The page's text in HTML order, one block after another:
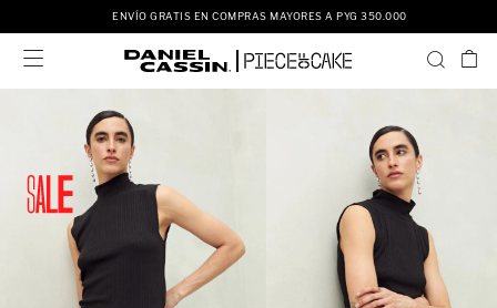
ENVÍO GRATIS EN COMPRAS MAYORES A PYG 350.000
